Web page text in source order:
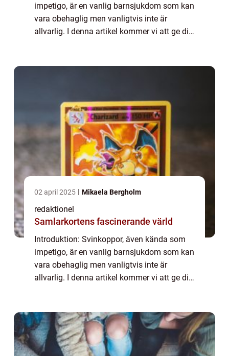
impetigo, är en vanlig barnsjukdom som kan
vara obehaglig men vanligtvis inte är
allvarlig. I denna artikel kommer vi att ge dig
02 april 2025 Mikaela Bergholm
redaktionel
Samlarkortens fascinerande värld
Introduktion: Svinkoppor, även kända som
impetigo, är en vanlig barnsjukdom som kan
vara obehaglig men vanligtvis inte är
allvarlig. I denna artikel kommer vi att ge dig